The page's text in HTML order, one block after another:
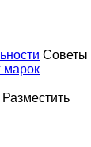
Советы
марок
Разместить